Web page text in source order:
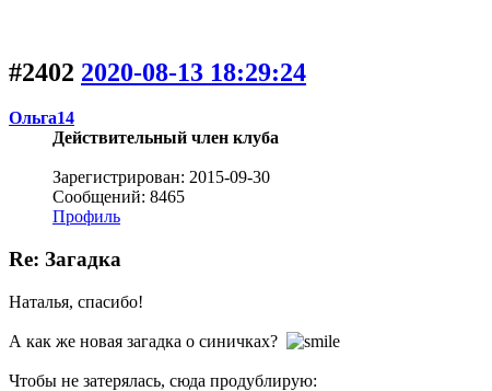
#2402 2020-08-13 18:29:24
Ольга14
Действительный член клуба
Зарегистрирован: 2015-09-30
Сообщений: 8465
Профиль
Re: Загадка
Наталья, спасибо!
А как же новая загадка о синичках?
Чтобы не затерялась, сюда продублирую: